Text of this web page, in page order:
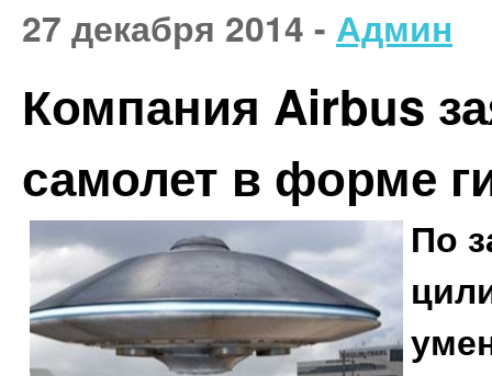
27 декабря 2014 - Админ
Компания Airbus
самолет в форме
По